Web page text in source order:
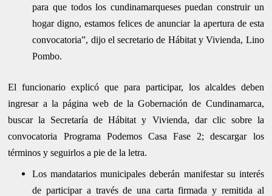
para que todos los cundinamarqueses puedan construir un
hogar digno, estamos felices de anunciar la apertura de esta
convocatoria”, dijo el secretario de Hábitat y Vivienda, Lino
Pombo.
El funcionario explicó que para participar, los alcaldes deben
ingresar a la página web de la Gobernación de Cundinamarca,
buscar la Secretaría de Hábitat y Vivienda, dar clic sobre la
convocatoria Programa Podemos Casa Fase 2; descargar los
términos y seguirlos a pie de la letra.
Los mandatarios municipales deberán manifestar su interés
de participar a través de una carta firmada y remitida al